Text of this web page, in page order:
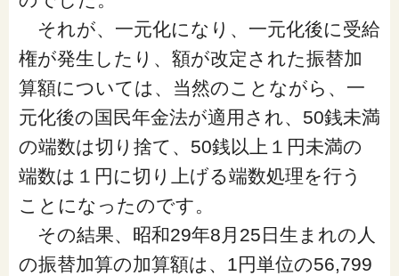
それが、一元化になり、一元化後に受給
権が発生したり、額が改定された振替加
算額については、当然のことながら、一
元化後の国民年金法が適用され、50銭未満
の端数は切り捨て、50銭以上１円未満の
端数は１円に切り上げる端数処理を行う
ことになったのです。
その結果、昭和29年8月25日生まれの人
の振替加算の加算額は、1円単位の56,799